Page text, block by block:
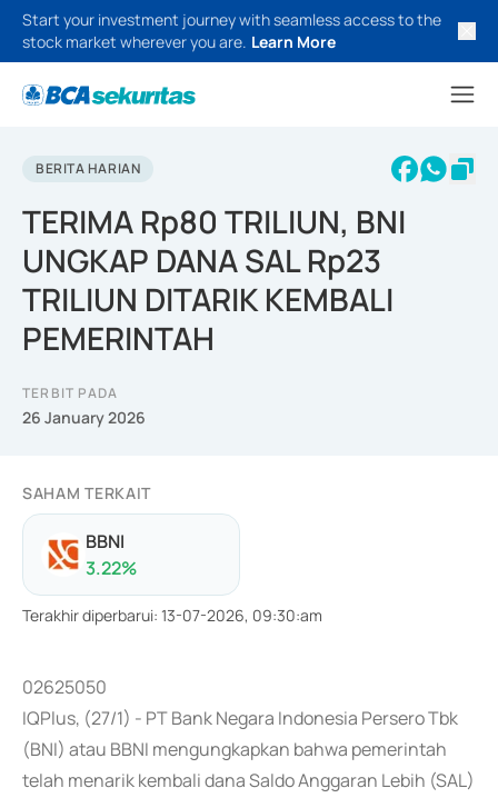
Start your investment journey with seamless access to the
stock market wherever you are. Learn More
BERITA HARIAN
TERIMA Rp80 TRILIUN, BNI
UNGKAP DANA SAL Rp23
TRILIUN DITARIK KEMBALI
PEMERINTAH
TERBIT PADA
26 January 2026
SAHAM TERKAIT
BBNI
3.22%
Terakhir diperbarui: 13-07-2026, 09:30:am
02625050
IQPlus, (27/1) - PT Bank Negara Indonesia Persero Tbk
(BNI) atau BBNI mengungkapkan bahwa pemerintah
telah menarik kembali dana Saldo Anggaran Lebih (SAL)